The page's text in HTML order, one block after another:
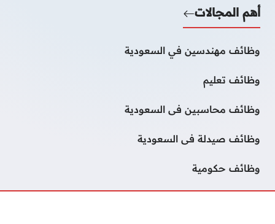
أهم المجالات
وظائف مهندسين في السعودية
وظائف تعليم
وظائف محاسبين فى السعودية
وظائف صيدلة فى السعودية
وظائف حكومية